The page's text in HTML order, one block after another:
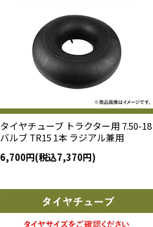
タイヤチューブ トラクター用 7.50-18
バルブ TR15 1本 ラジアル兼用
6,700円(税込7,370円)